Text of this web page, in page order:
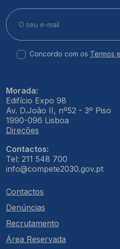
Concordo com os Termos
Morada:
Edifício Expo 98
Av. D.João II, nº52 - 3º Piso
1990-096 Lisboa
Direções
Contactos:
Tel: 211 548 700
info@compete2030.gov.pt
Contactos
Denúncias
Recrutamento
Área Reservada